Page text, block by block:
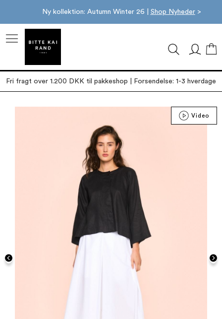
Ny kollektion: Autumn Winter 26 | Shop Nyheder>
Fri fragt over 1.200 DKK til pakkeshop | Forsendelse: 1-3 hverdage
Video